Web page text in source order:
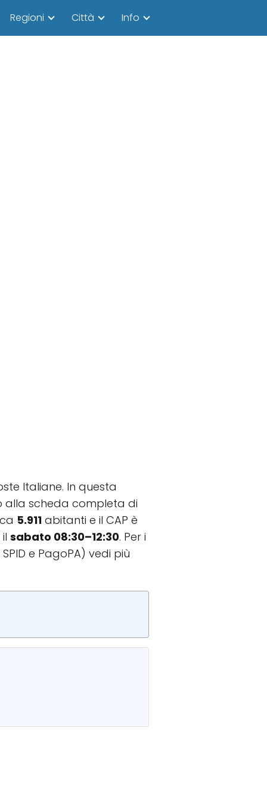
Regioni Città Info
Italiane. In questa
alla scheda completa di
5.911 abitanti e il CAP è
sabato 08:30–12:30. Per i
e PagoPA) vedi più